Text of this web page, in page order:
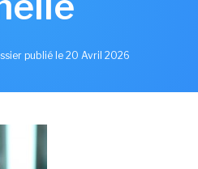
publié le 20 Avril 2026